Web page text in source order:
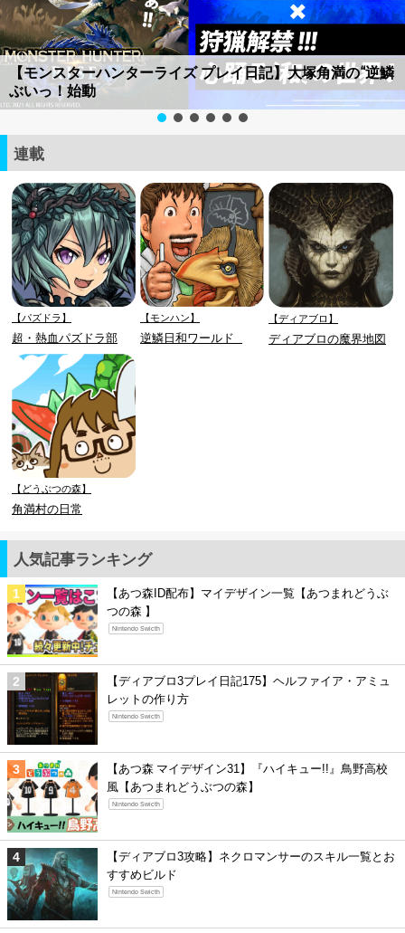
【モンスターハンターライズ プレイ日記】大塚角満の“逆鱗
ぶいっ！始動
連載
【パズドラ】
超・熱血パズドラ部
【モンハン】
逆鱗日和ワールド
【ディアブロ】
ディアブロの魔界地図
【どうぶつの森】
角満村の日常
人気記事ランキング
【あつ森ID配布】マイデザイン一覧【あつまれどうぶ
つの森 】
Nintendo Swicth
【ディアブロ3プレイ日記175】ヘルファイア・アミュ
レットの作り方
Nintendo Swicth
【あつ森 マイデザイン31】『ハイキュー!!』鳥野高校
風【あつまれどうぶつの森】
Nintendo Swicth
【ディアブロ3攻略】ネクロマンサーのスキル一覧とお
すすめビルド
Nintendo Swicth